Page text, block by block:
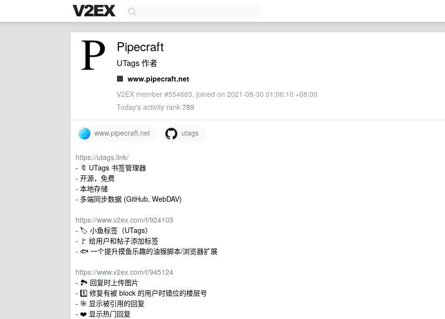
Pipecraft
UTags 作者
🏢 www.pipecraft.net
V2EX member #554663, joined on 2021-08-30 01:06:10 +08:00
Today's activity rank 789
www.pipecraft.net utags
https://utags.link/
- 🔖 UTags 书签管理器
- 开源，免费
- 本地存储
- 多端同步数据 (GitHub, WebDAV)
https://www.v2ex.com/t/924103
- 🏷️ 小鱼标签（UTags）
- 🚩 给用户和帖子添加标签
- 🐟 一个提升摸鱼乐趣的油猴脚本/浏览器扩展
https://www.v2ex.com/t/945124
- 🏞 回复时上传图片
- 1️⃣ 修复有被 block 的用户时错位的楼层号
- 🎯 显示被引用的回复
- ❤️ 显示热门回复